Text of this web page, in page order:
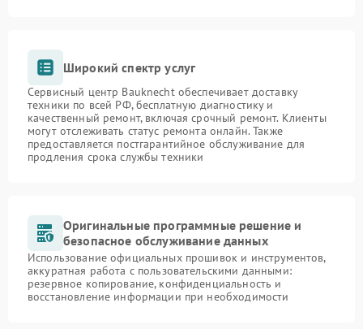
Широкий спектр услуг
Сервисный центр Bauknecht обеспечивает доставку
техники по всей РФ, бесплатную диагностику и
качественный ремонт, включая срочный ремонт. Клиенты
могут отслеживать статус ремонта онлайн. Также
предоставляется постгарантийное обслуживание для
продления срока службы техники
Оригинальные программные решение и
безопасное обслуживание данных
Использование официальных прошивок и инструментов,
аккуратная работа с пользовательскими данными:
резервное копирование, конфиденциальность и
восстановление информации при необходимости